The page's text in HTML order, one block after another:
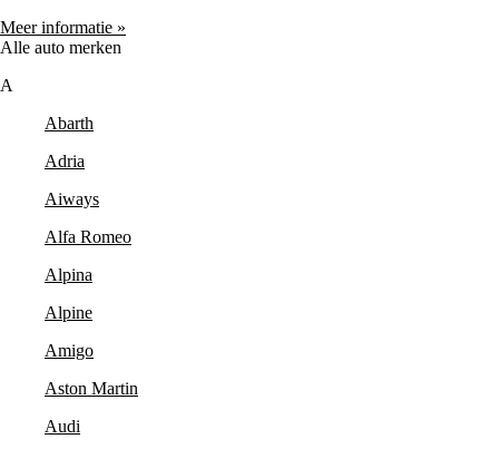
Meer informatie »
Alle auto merken
A
Abarth
Adria
Aiways
Alfa Romeo
Alpina
Alpine
Amigo
Aston Martin
Audi